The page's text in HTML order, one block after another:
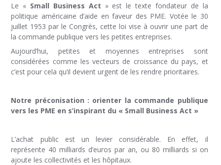
Le « Small Business Act » est le texte fondateur de la
politique américaine d’aide en faveur des PME. Votée le 30
juillet 1953 par le Congrès, cette loi vise à ouvrir une part de
la commande publique vers les petites entreprises.
Aujourd’hui, petites et moyennes entreprises sont
considérées comme les vecteurs de croissance du pays, et
c’est pour cela qu’il devient urgent de les rendre prioritaires.
Notre préconisation : orienter la commande publique
vers les PME en s’inspirant du « Small Business Act »
L’achat public est un levier considérable. En effet, il
représente 40 milliards d’euros par an, ou 80 milliards si on
ajoute les collectivités et les hôpitaux.